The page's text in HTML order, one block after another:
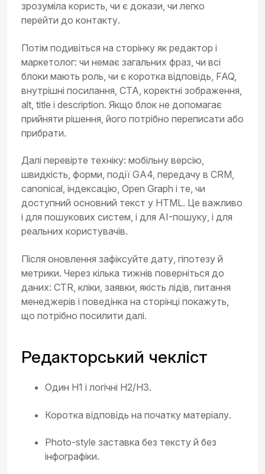
зрозуміла користь, чи є докази, чи легко
перейти до контакту.
Потім подивіться на сторінку як редактор і
маркетолог: чи немає загальних фраз, чи всі
блоки мають роль, чи є коротка відповідь, FAQ,
внутрішні посилання, CTA, коректні зображення,
alt, title і description. Якщо блок не допомагає
прийняти рішення, його потрібно переписати або
прибрати.
Далі перевірте техніку: мобільну версію,
швидкість, форми, події GA4, передачу в CRM,
canonical, індексацію, Open Graph і те, чи
доступний основний текст у HTML. Це важливо
і для пошукових систем, і для AI-пошуку, і для
реальних користувачів.
Після оновлення зафіксуйте дату, гіпотезу й
метрики. Через кілька тижнів поверніться до
даних: CTR, кліки, заявки, якість лідів, питання
менеджерів і поведінка на сторінці покажуть,
що потрібно посилити далі.
Редакторський чекліст
Один H1 і логічні H2/H3.
Коротка відповідь на початку матеріалу.
Photo-style заставка без тексту й без
інфографіки.